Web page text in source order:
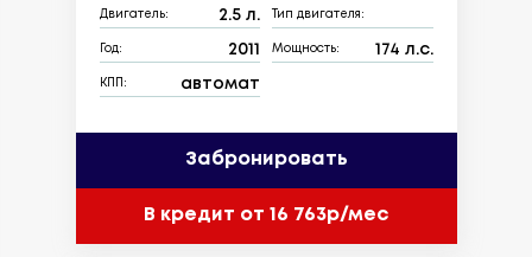
Двигатель: 2.5 л. Тип двигателя:
Год: 2011 Мощность: 174 л.с.
КПП: автомат
Забронировать
В кредит от 16 763р/мес